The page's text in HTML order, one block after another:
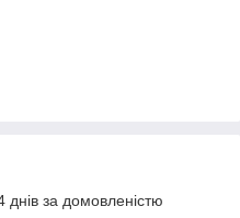
за домовленістю